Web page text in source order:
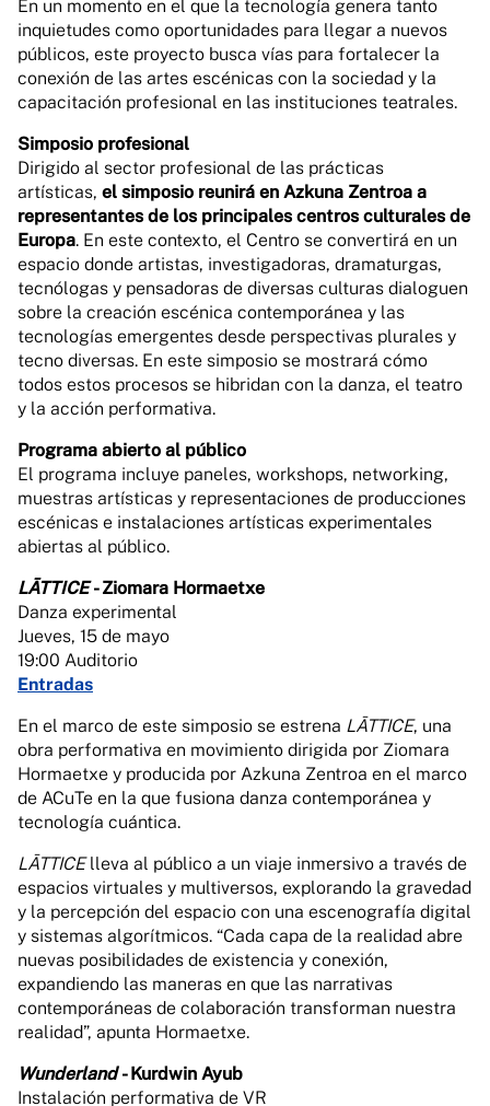
En un momento en el que la tecnología genera tanto
inquietudes como oportunidades para llegar a nuevos
públicos, este proyecto busca vías para fortalecer la
conexión de las artes escénicas con la sociedad y la
capacitación profesional en las instituciones teatrales.
Simposio profesional
Dirigido al sector profesional de las prácticas
artísticas, el simposio reunirá en Azkuna Zentroa a
representantes de los principales centros culturales de
Europa. En este contexto, el Centro se convertirá en un
espacio donde artistas, investigadoras, dramaturgas,
tecnólogas y pensadoras de diversas culturas dialoguen
sobre la creación escénica contemporánea y las
tecnologías emergentes desde perspectivas plurales y
tecno diversas. En este simposio se mostrará cómo
todos estos procesos se hibridan con la danza, el teatro
y la acción performativa.
Programa abierto al público
El programa incluye paneles, workshops, networking,
muestras artísticas y representaciones de producciones
escénicas e instalaciones artísticas experimentales
abiertas al público.
LĀTTICE- Ziomara Hormaetxe
Danza experimental
Jueves, 15 de mayo
19:00 Auditorio
Entradas
En el marco de este simposio se estrena LĀTTICE, una
obra performativa en movimiento dirigida por Ziomara
Hormaetxe y producida por Azkuna Zentroa en el marco
de ACuTe en la que fusiona danza contemporánea y
tecnología cuántica.
LĀTTICElleva al público a un viaje inmersivo a través de
espacios virtuales y multiversos, explorando la gravedad
y la percepción del espacio con una escenografía digital
y sistemas algorítmicos. “Cada capa de la realidad abre
nuevas posibilidades de existencia y conexión,
expandiendo las maneras en que las narrativas
contemporáneas de colaboración transforman nuestra
realidad”, apunta Hormaetxe.
Wunderland- Kurdwin Ayub
Instalación performativa de VR